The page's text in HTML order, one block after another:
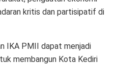
kritis dan partisipatif di
IKA PMII dapat menjadi
membangun Kota Kediri